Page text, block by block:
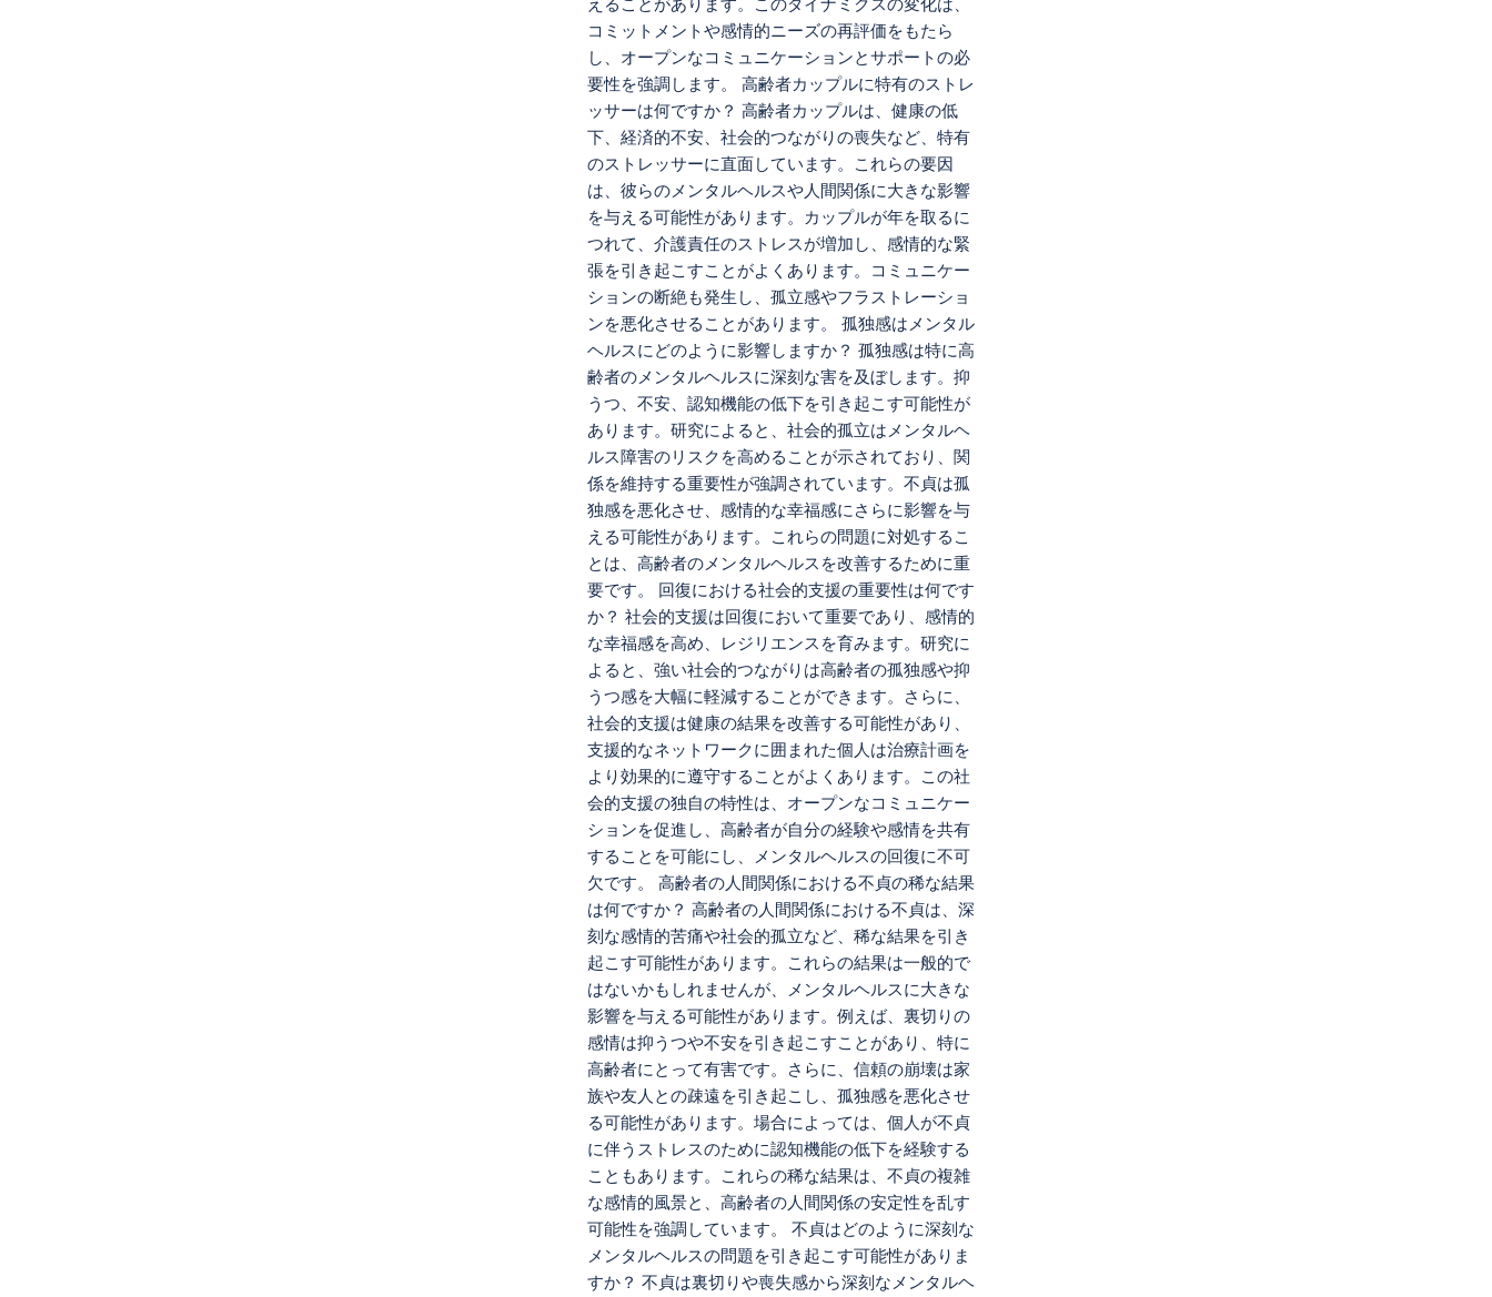
えることがあります。このダイナミクスの変化は、
コミットメントや感情的ニーズの再評価をもたら
し、オープンなコミュニケーションとサポートの必
要性を強調します。 高齢者カップルに特有のストレ
ッサーは何ですか？ 高齢者カップルは、健康の低
下、経済的不安、社会的つながりの喪失など、特有
のストレッサーに直面しています。これらの要因
は、彼らのメンタルヘルスや人間関係に大きな影響
を与える可能性があります。カップルが年を取るに
つれて、介護責任のストレスが増加し、感情的な緊
張を引き起こすことがよくあります。コミュニケー
ションの断絶も発生し、孤立感やフラストレーショ
ンを悪化させることがあります。 孤独感はメンタル
ヘルスにどのように影響しますか？ 孤独感は特に高
齢者のメンタルヘルスに深刻な害を及ぼします。抑
うつ、不安、認知機能の低下を引き起こす可能性が
あります。研究によると、社会的孤立はメンタルヘ
ルス障害のリスクを高めることが示されており、関
係を維持する重要性が強調されています。不貞は孤
独感を悪化させ、感情的な幸福感にさらに影響を与
える可能性があります。これらの問題に対処するこ
とは、高齢者のメンタルヘルスを改善するために重
要です。 回復における社会的支援の重要性は何です
か？ 社会的支援は回復において重要であり、感情的
な幸福感を高め、レジリエンスを育みます。研究に
よると、強い社会的つながりは高齢者の孤独感や抑
うつ感を大幅に軽減することができます。さらに、
社会的支援は健康の結果を改善する可能性があり、
支援的なネットワークに囲まれた個人は治療計画を
より効果的に遵守することがよくあります。この社
会的支援の独自の特性は、オープンなコミュニケー
ションを促進し、高齢者が自分の経験や感情を共有
することを可能にし、メンタルヘルスの回復に不可
欠です。 高齢者の人間関係における不貞の稀な結果
は何ですか？ 高齢者の人間関係における不貞は、深
刻な感情的苦痛や社会的孤立など、稀な結果を引き
起こす可能性があります。これらの結果は一般的で
はないかもしれませんが、メンタルヘルスに大きな
影響を与える可能性があります。例えば、裏切りの
感情は抑うつや不安を引き起こすことがあり、特に
高齢者にとって有害です。さらに、信頼の崩壊は家
族や友人との疎遠を引き起こし、孤独感を悪化させ
る可能性があります。場合によっては、個人が不貞
に伴うストレスのために認知機能の低下を経験する
こともあります。これらの稀な結果は、不貞の複雑
な感情的風景と、高齢者の人間関係の安定性を乱す
可能性を強調しています。 不貞はどのように深刻な
メンタルヘルスの問題を引き起こす可能性がありま
すか？ 不貞は裏切りや喪失感から深刻なメンタルヘ